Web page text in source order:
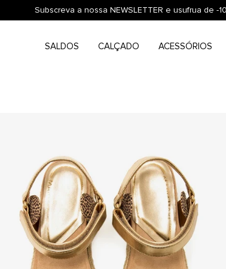
Subscreva a nossa NEWSLETTER e usufrua de -
SALDOS CALÇADO ACESSÓRIOS